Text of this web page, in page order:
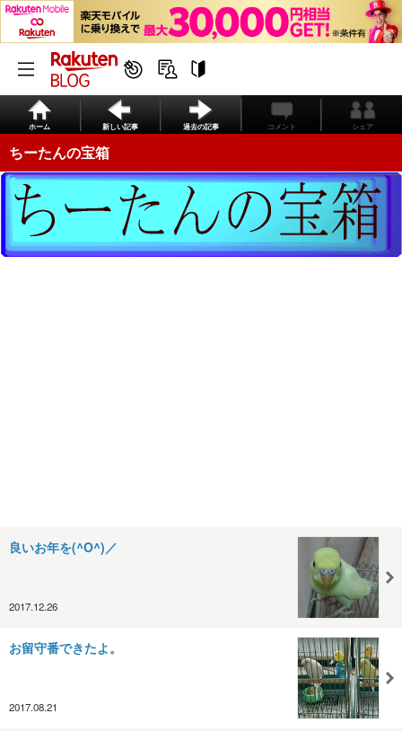
ホーム 新しい記事 過去の記事 コメント シェア
ちーたんの宝箱
良いお年を(^O^)／
2017.12.26
お留守番できたよ。
2017.08.21